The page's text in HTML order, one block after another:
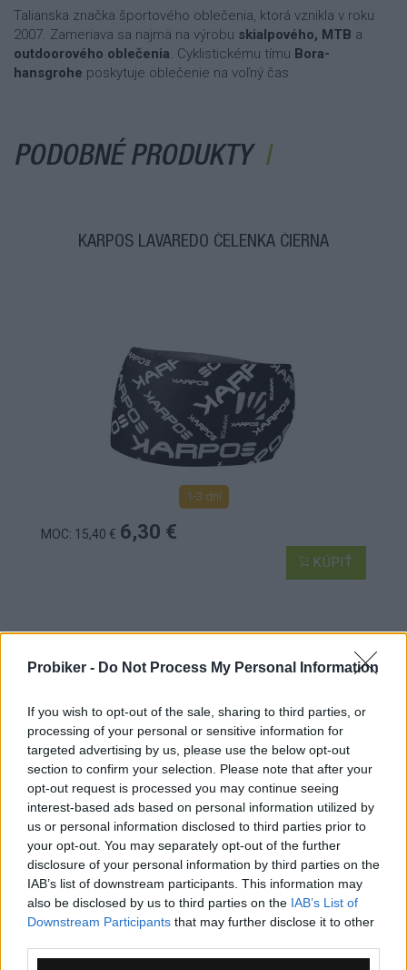
Probiker - Do Not Process My Personal Information
If you wish to opt-out of the sale, sharing to third parties, or
processing of your personal or sensitive information for
targeted advertising by us, please use the below opt-out
section to confirm your selection. Please note that after your
opt-out request is processed you may continue seeing
interest-based ads based on personal information utilized by
us or personal information disclosed to third parties prior to
your opt-out. You may separately opt-out of the further
disclosure of your personal information by third parties on the
IAB’s list of downstream participants. This information may
also be disclosed by us to third parties on the IAB’s List of
Downstream Participants that may further disclose it to other
Talianska značka športového oblečenia, ktorá vznikla v roku
2007. Zameriava sa najmä na výrobu skialpového, MTB a
outdoorového oblečenia. Cyklistickému tímu Bora-
hansgrohe poskytuje oblečenie na voľný čas.
PODOBNÉ PRODUKTY
KARPOS LAVAREDO ČELENKA ČIERNA
1-3 dní
MOC: 15,40 € 6,30 €
KÚPIŤ
KARPOS LAVAREDO ČELENKA ZELENÁ FLUO
1-3 dní